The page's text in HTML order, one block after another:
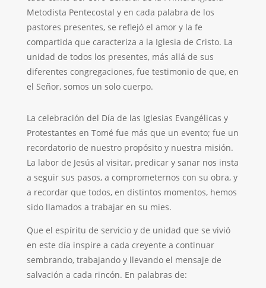
Metodista Pentecostal y en cada palabra de los
pastores presentes, se reflejó el amor y la fe
compartida que caracteriza a la Iglesia de Cristo. La
unidad de todos los presentes, más allá de sus
diferentes congregaciones, fue testimonio de que, en
el Señor, somos un solo cuerpo.
La celebración del Día de las Iglesias Evangélicas y
Protestantes en Tomé fue más que un evento; fue un
recordatorio de nuestro propósito y nuestra misión.
La labor de Jesús al visitar, predicar y sanar nos insta
a seguir sus pasos, a comprometernos con su obra, y
a recordar que todos, en distintos momentos, hemos
sido llamados a trabajar en su mies.
Que el espíritu de servicio y de unidad que se vivió
en este día inspire a cada creyente a continuar
sembrando, trabajando y llevando el mensaje de
salvación a cada rincón. En palabras de: